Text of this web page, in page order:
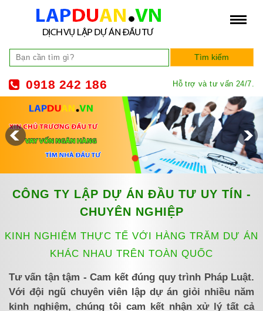
0918 242 186 Hỗ trợ và tư vấn 24/7.
CÔNG TY LẬP DỰ ÁN ĐẦU TƯ UY TÍN -
CHUYÊN NGHIỆP
KINH NGHIỆM THỰC TẾ VỚI HÀNG TRĂM DỰ ÁN
KHÁC NHAU TRÊN TOÀN QUỐC
Tư vấn tận tậm - Cam kết đúng quy trình Pháp Luật.
Với đội ngũ chuyên viên lập dự án giỏi nhiều năm
kinh nghiệm, chúng tôi cam kết nhận xử lý tất cả